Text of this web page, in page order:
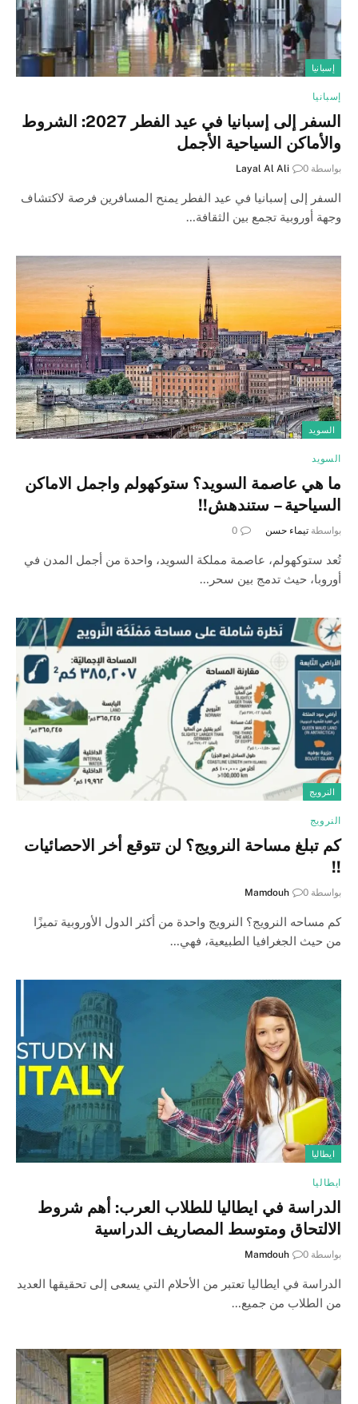
إسبانيا
إسبانيا
السفر إلى إسبانيا في عيد الفطر 2027: الشروط
والأماكن السياحية الأجمل
بواسطة Layal Al Ali 0
السفر إلى إسبانيا في عيد الفطر يمنح المسافرين فرصة لاكتشاف
وجهة أوروبية تجمع بين الثقافة…
السويد
السويد
ما هي عاصمة السويد؟ ستوكهولم واجمل الاماكن
السياحية – ستندهش!!
بواسطة تيماء حسن 0
تُعد ستوكهولم، عاصمة مملكة السويد، واحدة من أجمل المدن في
أوروبا، حيث تدمج بين سحر…
النرويج
النرويج
كم تبلغ مساحة النرويج؟ لن تتوقع أخر الاحصائيات
!!
بواسطة Mamdouh 0
كم مساحه النرويج؟ النرويج واحدة من أكثر الدول الأوروبية تميزًا
من حيث الجغرافيا الطبيعية، فهي…
ايطاليا
ايطاليا
الدراسة في ايطاليا للطلاب العرب: أهم شروط
الالتحاق ومتوسط المصاريف الدراسية
بواسطة Mamdouh 0
الدراسة في ايطاليا تعتبر من الأحلام التي يسعى إلى تحقيقها العديد
من الطلاب من جميع…